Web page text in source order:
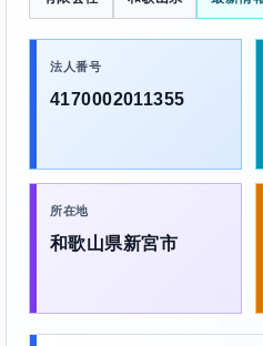
法人番号
4170002011355
所在地
和歌山県新宮市